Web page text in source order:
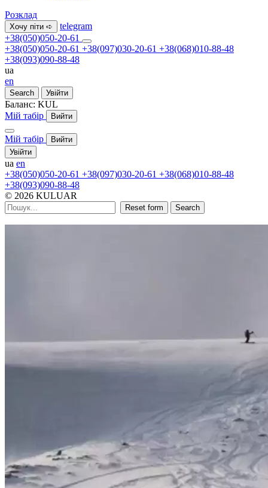
Розклад
Хочу піти ➪
telegram
+38(050)050-20-61
+38(050)050-20-61 +38(097)030-20-61 +38(068)010-88-48
+38(093)090-88-48
ua
en
Search Увійти
Баланс: KUL
Мій табір
Вийти
Мій табір
Вийти
Увійти
ua en
+38(050)050-20-61 +38(097)030-20-61 +38(068)010-88-48
+38(093)090-88-48
© 2026 KULUAR
Reset form Search